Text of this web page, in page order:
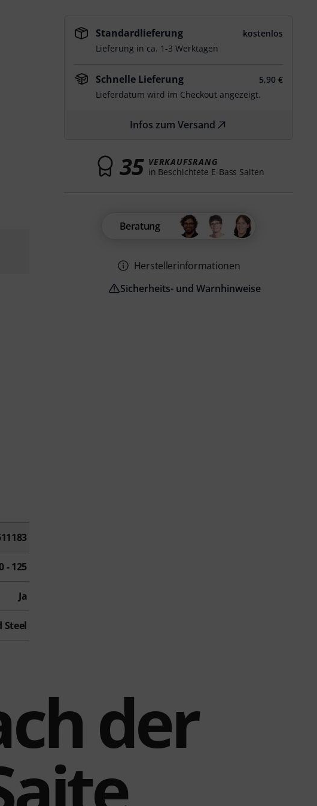
- 125
Ja
Steel
Standardlieferung
kostenlos
Lieferung in ca. 1-3 Werktagen
Schnelle Lieferung
5,90 €
Lieferdatum wird im Checkout angezeigt.
Infos zum Versand
35 VERKAUFSRANG
in Beschichtete E-Bass Saiten
Beratung
Herstellerinformationen
Sicherheits- und Warnhinweise
der